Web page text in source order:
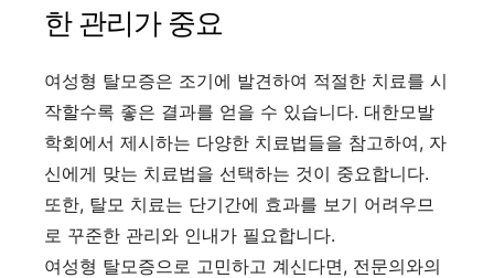
한 관리가 중요
여성형 탈모증은 조기에 발견하여 적절한 치료를 시
작할수록 좋은 결과를 얻을 수 있습니다. 대한모발
학회에서 제시하는 다양한 치료법들을 참고하여, 자
신에게 맞는 치료법을 선택하는 것이 중요합니다.
또한, 탈모 치료는 단기간에 효과를 보기 어려우므
로 꾸준한 관리와 인내가 필요합니다.
여성형 탈모증으로 고민하고 계신다면, 전문의와의